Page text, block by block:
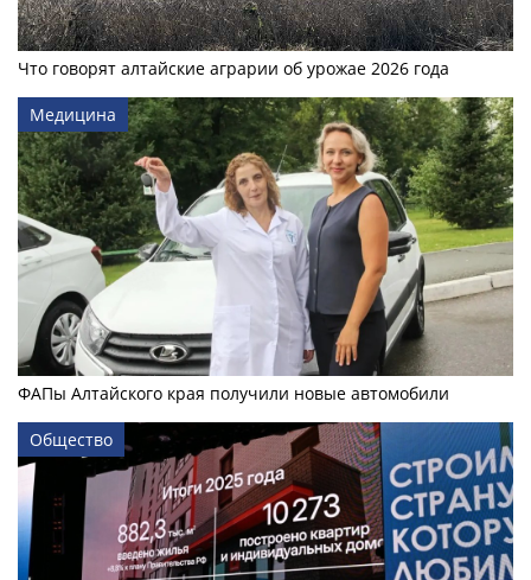
Что говорят алтайские аграрии об урожае 2026 года
Медицина
ФАПы Алтайского края получили новые автомобили
Общество